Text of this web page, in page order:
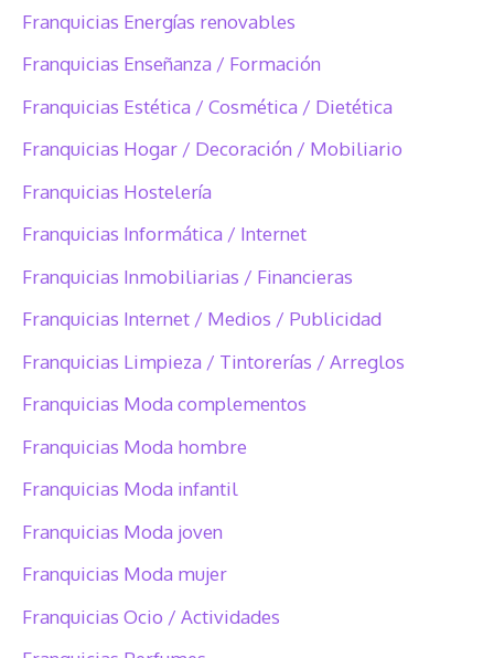
Franquicias Energías renovables
Franquicias Enseñanza / Formación
Franquicias Estética / Cosmética / Dietética
Franquicias Hogar / Decoración / Mobiliario
Franquicias Hostelería
Franquicias Informática / Internet
Franquicias Inmobiliarias / Financieras
Franquicias Internet / Medios / Publicidad
Franquicias Limpieza / Tintorerías / Arreglos
Franquicias Moda complementos
Franquicias Moda hombre
Franquicias Moda infantil
Franquicias Moda joven
Franquicias Moda mujer
Franquicias Ocio / Actividades